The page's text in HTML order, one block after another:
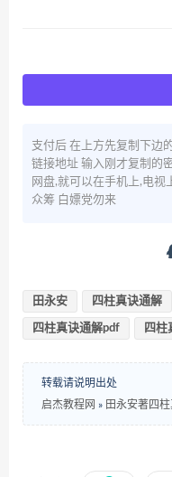
支付后 在上方先复制下边
链接地址 输入刚才复制的
网盘,就可以在手机上,电
众筹 白嫖党勿来
田永安 四柱真诀通解
四柱真诀通解pdf 四柱
转载请说明出处
启杰教程网 » 田永安著四